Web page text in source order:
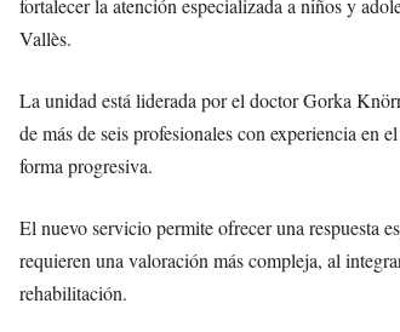
fortalecer la atención especializada a niños y
Vallès.
La unidad está liderada por el doctor Gorka
de más de seis profesionales con experiencia en
forma progresiva.
El nuevo servicio permite ofrecer una respuesta
requieren una valoración más compleja, al
rehabilitación.